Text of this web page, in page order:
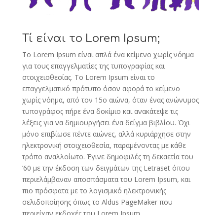
Τί είναι το Lorem Ipsum;
Το Lorem Ipsum είναι απλά ένα κείμενο χωρίς νόημα
για τους επαγγελματίες της τυπογραφίας και
στοιχειοθεσίας. Το Lorem Ipsum είναι το
επαγγελματικό πρότυπο όσον αφορά το κείμενο
χωρίς νόημα, από τον 15ο αιώνα, όταν ένας ανώνυμος
τυπογράφος πήρε ένα δοκίμιο και ανακάτεψε τις
λέξεις για να δημιουργήσει ένα δείγμα βιβλίου. Όχι
μόνο επιβίωσε πέντε αιώνες, αλλά κυριάρχησε στην
ηλεκτρονική στοιχειοθεσία, παραμένοντας με κάθε
τρόπο αναλλοίωτο. Έγινε δημοφιλές τη δεκαετία του
’60 με την έκδοση των δειγμάτων της Letraset όπου
περιελάμβαναν αποσπάσματα του Lorem Ipsum, και
πιο πρόσφατα με το λογισμικό ηλεκτρονικής
σελιδοποίησης όπως το Aldus PageMaker που